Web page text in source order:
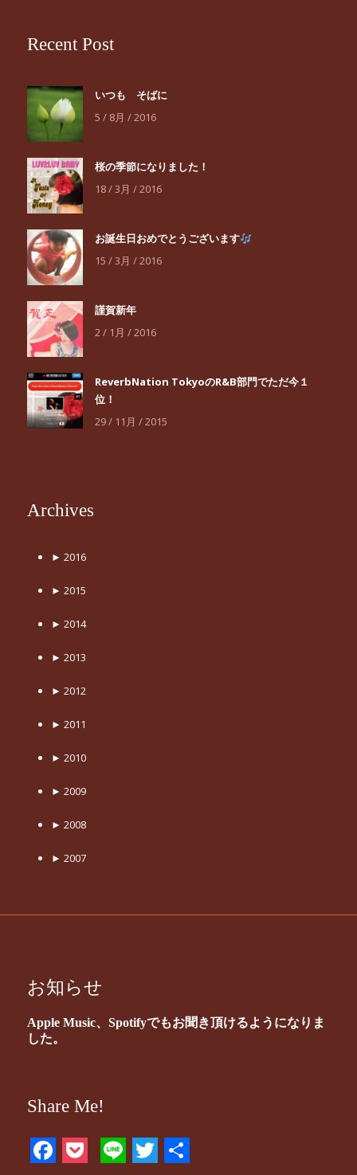
Recent Post
いつも そばに
5 / 8月 / 2016
桜の季節になりました！
18 / 3月 / 2016
お誕生日おめでとうございます
15 / 3月 / 2016
謹賀新年
2 / 1月 / 2016
ReverbNation TokyoのR&B部門でただ今１
位！
29 / 11月 / 2015
Archives
► 2016
► 2015
► 2014
► 2013
► 2012
► 2011
► 2010
► 2009
► 2008
► 2007
お知らせ
Apple Music、Spotifyでもお聞き頂けるようになりま
した。
Share Me!
Facebook
PocketLineTwitter